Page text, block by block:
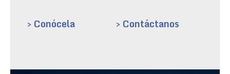
> Conócela > Contáctanos